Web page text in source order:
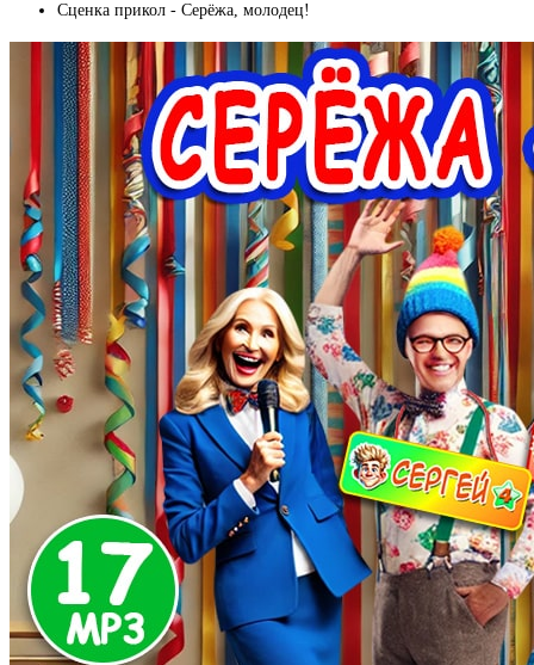
Сценка прикол - Серёжа, молодец!